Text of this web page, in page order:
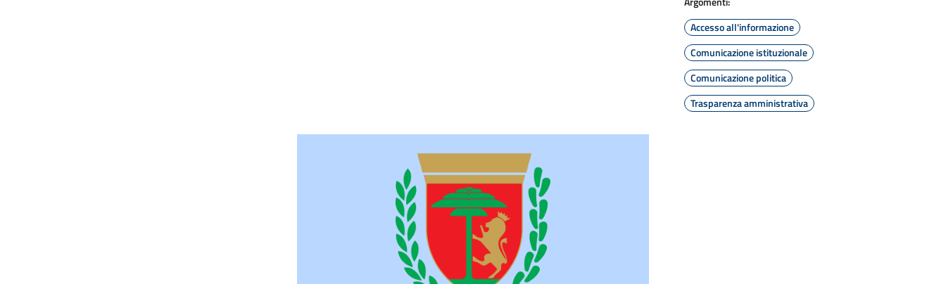
Accesso all'informazione
Comunicazione istituzionale
Comunicazione politica
Trasparenza amministrativa